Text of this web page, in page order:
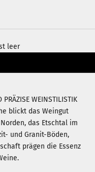
leer
PRÄZISE WEINSTILISTIK
blickt das Weingut
das Etschtal im
und Granit-Böden,
prägen die Essenz